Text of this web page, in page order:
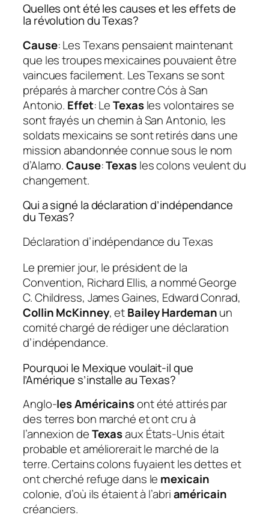
Quelles ont été les causes et les effets de
la révolution du Texas?
Cause: Les Texans pensaient maintenant
que les troupes mexicaines pouvaient être
vaincues facilement. Les Texans se sont
préparés à marcher contre Cós à San
Antonio. Effet: LeTexasles volontaires se
sont frayés un chemin à San Antonio, les
soldats mexicains se sont retirés dans une
mission abandonnée connue sous le nom
d’Alamo.Cause:Texasles colons veulent du
changement.
Qui a signé la déclaration d’indépendance
du Texas?
Déclaration d’indépendance du Texas
Le premier jour, le président de la
Convention, Richard Ellis, a nommé George
C. Childress, James Gaines, Edward Conrad,
Collin McKinney, etBailey Hardemanun
comité chargé de rédiger une déclaration
d’indépendance.
Pourquoi le Mexique voulait-il que
l’Amérique s’installe au Texas?
Anglo-les Américainsont été attirés par
des terres bon marché et ont cru à
l’annexion deTexasaux États-Unis était
probable et améliorerait le marché de la
terre. Certains colons fuyaient les dettes et
ont cherché refuge dans le mexicain
colonie, d’où ils étaient à l’abriaméricain
créanciers.